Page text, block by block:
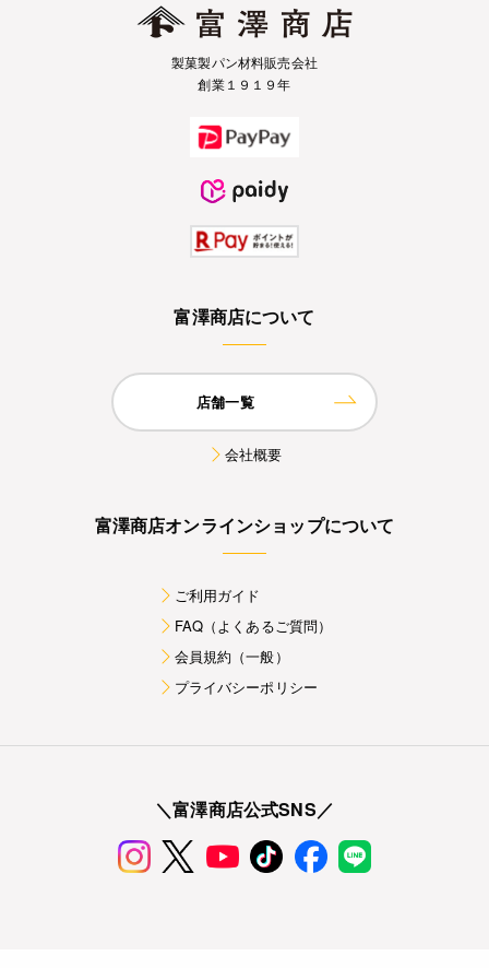
製菓製パン材料販売会社
創業１９１９年
富澤商店について
店舗一覧
会社概要
富澤商店オンラインショップについて
ご利用ガイド
FAQ（よくあるご質問）
会員規約（一般）
プライバシーポリシー
＼富澤商店公式SNS／